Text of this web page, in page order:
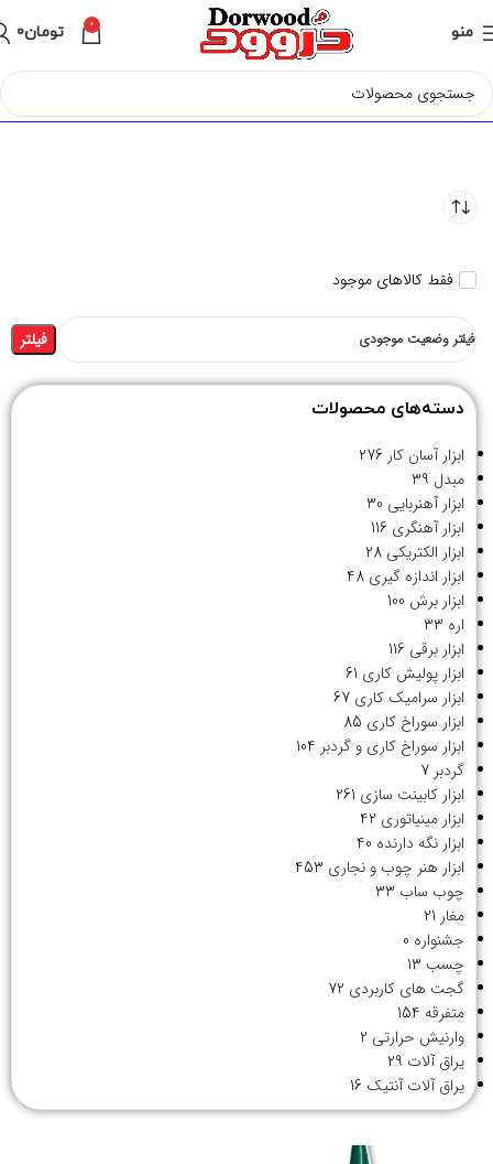
منو 0 تومان0
فقط کالاهای موجود
فیلتر وضعیت موجودی فیلتر
دسته‌های محصولات
ابزار آسان کار 276
مبدل 39
ابزار آهنربایی 30
ابزار آهنگری 116
ابزار الکتریکی 28
ابزار اندازه گیری 48
ابزار برش 100
اره 33
ابزار برقی 116
ابزار پولیش کاری 61
ابزار سرامیک کاری 67
ابزار سوراخ کاری 85
ابزار سوراخ کاری و گردبر 104
گردبر 7
ابزار کابینت سازی 261
ابزار مینیاتوری 42
ابزار نگه دارنده 40
ابزار هنر چوب و نجاری 453
چوب ساب 33
مغار 21
جشنواره 0
چسب 13
گجت های کاربردی 72
متفرقه 154
وارنیش حرارتی 2
یراق آلات 29
یراق آلات آنتیک 16